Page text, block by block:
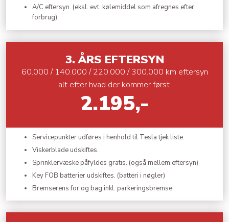
A/C eftersyn. (eksl. evt. kølemiddel som afregnes efter
forbrug)
​3. ÅRS EFTERSYN
60.000 / 140.000 / 220.000 / 300.000 km eftersyn
alt efter hvad der kommer først.
2.195,-
Servicepunkter udføres i henhold til Tesla tjek liste.
Viskerblade udskiftes.
Sprinklervæske påfyldes gratis. (også mellem eftersyn)
Key FOB batterier udskiftes. (batteri i nøgler)
Bremserens for og bag inkl. parkeringsbremse.